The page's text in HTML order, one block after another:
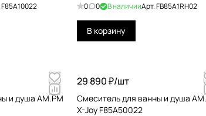
F85A10022 0 0 В наличииАрт.FB85A1RH02
В корзину
и душа AM.PM
29 890 ₽/шт
Смеситель для ванны и душа
X-Joy F85A50022